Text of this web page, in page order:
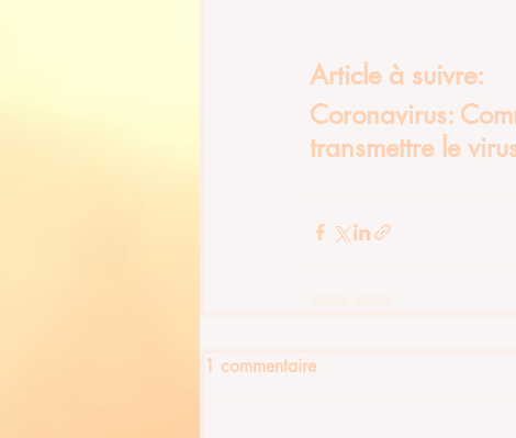
Article à suivre:
Coronavirus:
transmettre le
1 commentaire